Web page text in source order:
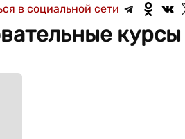
в социальной сети
курсы